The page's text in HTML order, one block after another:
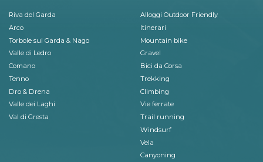
Riva del Garda
Arco
Torbole sul Garda & Nago
Valle di Ledro
Comano
Tenno
Dro & Drena
Valle dei Laghi
Val di Gresta
Alloggi Outdoor Friendly
Itinerari
Mountain bike
Gravel
Bici da Corsa
Trekking
Climbing
Vie ferrate
Trail running
Windsurf
Vela
Canyoning